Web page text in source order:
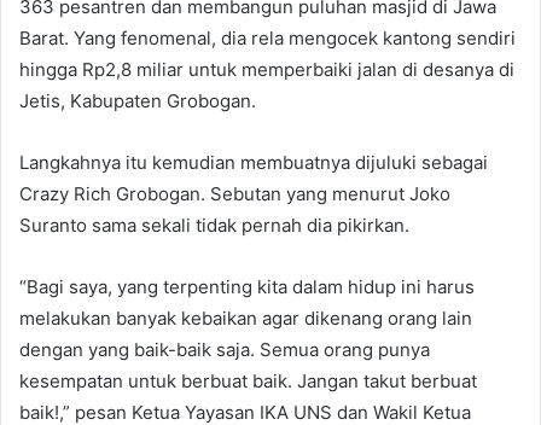
363 pesantren dan membangun puluhan masjid di Jawa
Barat. Yang fenomenal, dia rela mengocek kantong sendiri
hingga Rp2,8 miliar untuk memperbaiki jalan di desanya di
Jetis, Kabupaten Grobogan.
Langkahnya itu kemudian membuatnya dijuluki sebagai
Crazy Rich Grobogan. Sebutan yang menurut Joko
Suranto sama sekali tidak pernah dia pikirkan.
“Bagi saya, yang terpenting kita dalam hidup ini harus
melakukan banyak kebaikan agar dikenang orang lain
dengan yang baik-baik saja. Semua orang punya
kesempatan untuk berbuat baik. Jangan takut berbuat
baik!,” pesan Ketua Yayasan IKA UNS dan Wakil Ketua